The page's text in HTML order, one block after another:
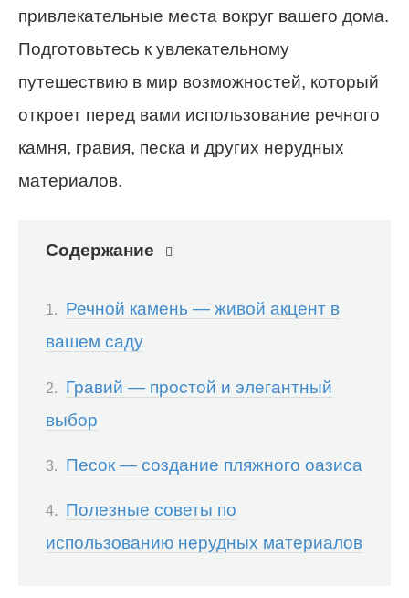
привлекательные места вокруг вашего дома.
Подготовьтесь к увлекательному
путешествию в мир возможностей, который
откроет перед вами использование речного
камня, гравия, песка и других нерудных
материалов.
Содержание
Речной камень — живой акцент в
вашем саду
Гравий — простой и элегантный
выбор
Песок — создание пляжного оазиса
Полезные советы по
использованию нерудных материалов